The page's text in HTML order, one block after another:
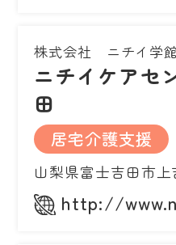
株式会社 ニチイ学館
ニチイケア
田
居宅介護支援
山梨県富士吉田市上
http://